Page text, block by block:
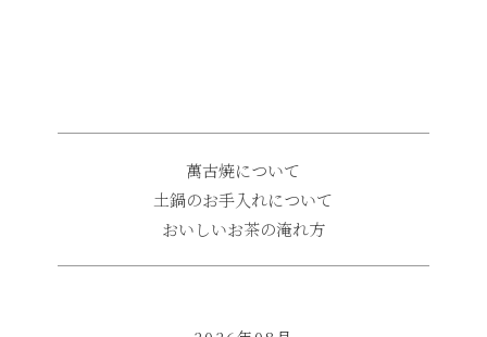
萬古焼について
土鍋のお手入れについて
おいしいお茶の淹れ方